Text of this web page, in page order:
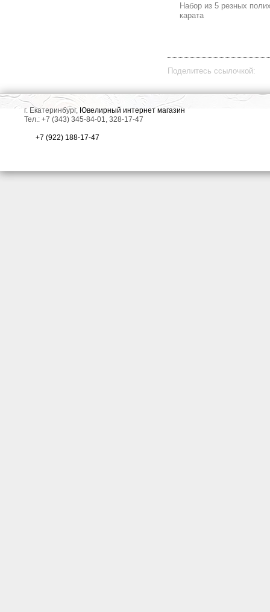
Набор из 5 резных
карата
Поделитесь ссылочкой:
г. Екатеринбург, Ювелирный интернет магазин
Тел.: +7 (343) 345-84-01, 328-17-47
+7 (922) 188-17-47